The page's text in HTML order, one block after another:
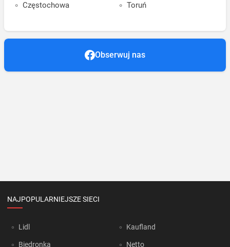
Częstochowa
Toruń
Obserwuj nas
NAJPOPULARNIEJSZE SIECI
Lidl
Biedronka
Kaufland
Netto